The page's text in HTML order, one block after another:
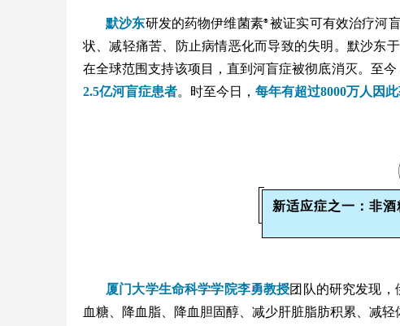
默沙东研发的药物伊维菌素®被证实可有效治疗河
状、减轻痛苦、防止病情恶化而导致的失明。默沙东
在全球范围支持该项目，直到河盲症被彻底消灭。至今
2.5亿河盲症患者。时至今日， 每年有超过8000万人因
新适应症之一：非酒
厦门大学生命科学学院李勇教授团队的研究发现
血糖、降血脂、降血胆固醇、减少肝脏脂肪积累、减轻